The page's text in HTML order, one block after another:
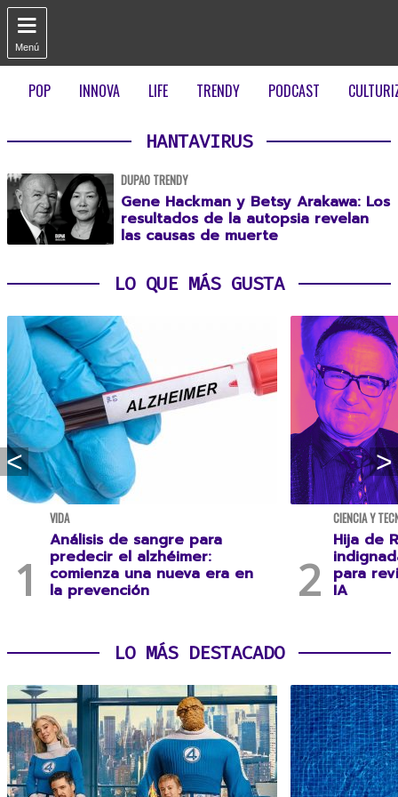

Menú
POP INNOVA LIFE TRENDY PODCAST
HANTAVIRUS
DUPAO TRENDY
Gene Hackman y Betsy Arakawa: Los
resultados de la autopsia revelan
las causas de muerte
LO QUE MÁS GUSTA
VIDA
Análisis de sangre para
predecir el alzhéimer:
comienza una nueva era en
la prevención
CIENCIA Y
Hija de
para
IA
LO MÁS DESTACADO